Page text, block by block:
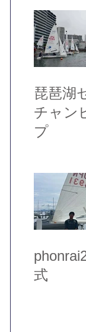
琵琶湖
チャン
プ
式